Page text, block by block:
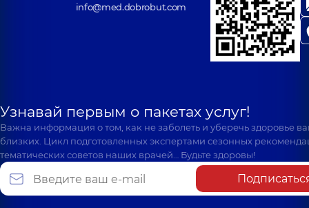
info@med.dobrobut.com
Узнавай первым о пакетах услуг!
Важна информация о том, как не заболеть и уберечь здоровье
близких. Цикл подготовленных экспертами сезонных
тематических советов наших врачей… Будьте здоровы!